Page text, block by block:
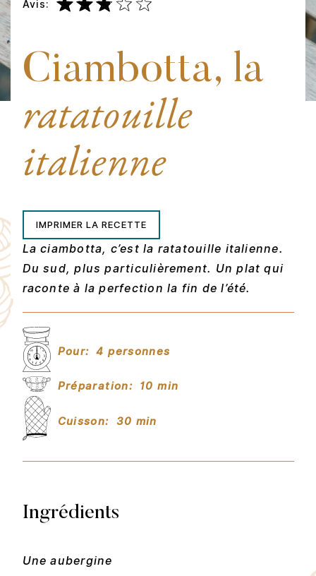
Avis:
Ciambotta, la
ratatouille
italienne
IMPRIMER LA RECETTE
La ciambotta, c’est la ratatouille italienne.
Du sud, plus particulièrement. Un plat qui
raconte à la perfection la fin de l’été.
Pour: 4 personnes
Préparation: 10 min
Cuisson: 30 min
Ingrédients
Une aubergine